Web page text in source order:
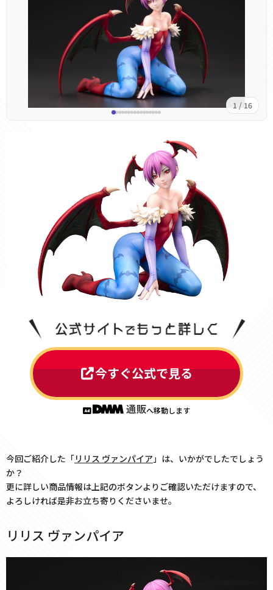
1 / 16
今すぐ公式で見る
へ移動します
今回ご紹介した「リリス ヴァンパイア」は、いかがでしたでしょう
か？
更に詳しい商品情報は上記のボタンよりご確認いただけますので、
よろしければ是非お立ち寄りくださいませ。
リリス ヴァンパイア